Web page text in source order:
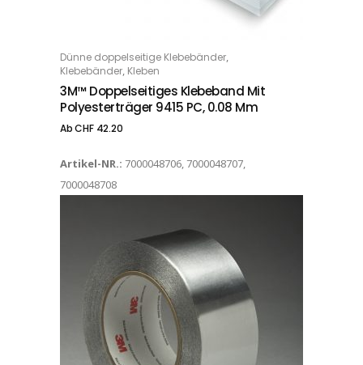
OPTIONS
Dünne doppelseitige Klebebänder,
Klebebänder, Kleben
3M™ Doppelseitiges Klebeband Mit
Polyesterträger 9415 PC, 0.08 Mm
AbCHF42.20
Artikel-NR.: 7000048706, 7000048707,
7000048708